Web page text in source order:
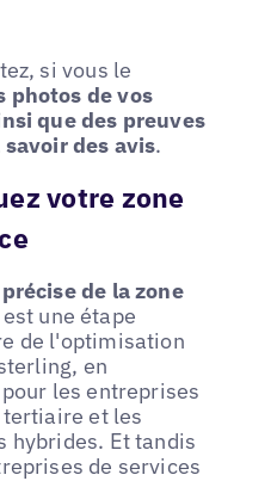
si vous le
photos de vos
que des preuves
des avis.
votre zone
de la zone
est une étape
de l'optimisation
en
les entreprises
et les
hybrides. Et tandis
de services